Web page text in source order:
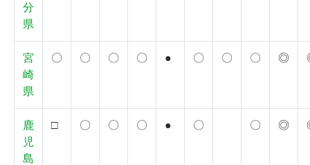
分
県
宮
崎
県
〇 〇 〇 〇 ● 〇 〇 〇 ◎
鹿
児
島
□ 〇 〇 〇 ● 〇 〇 ◎